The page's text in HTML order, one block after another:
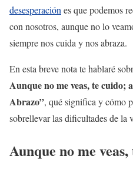
desesperación es que podemos
con nosotros, aunque no lo
siempre nos cuida y nos abraza.
En esta breve nota te hablaré
Aunque no me veas, te cuido;
Abrazo”, qué significa y cómo
sobrellevar las dificultades de la
Aunque no me